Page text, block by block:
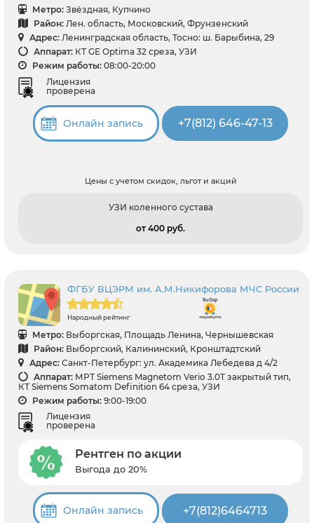
Метро: Звёздная, Купчино
Район: Лен. область, Московский, Фрунзенский
Адрес: Ленинградская область, Тосно: ш. Барыбина, 29
Аппарат: КТ GE Optima 32 среза, УЗИ
Режим работы: 08:00-20:00
Лицензия
проверена
Онлайн запись +7(812) 646-47-13
Цены с учетом скидок, льгот и акций
УЗИ коленного сустава
от 400 pуб.
ФГБУ ВЦЭРМ им. А.М.Никифорова МЧС России
Народный рейтинг
Метро: Выборгская, Площадь Ленина, Чернышевская
Район: Выборгский, Калининский, Кронштадтский
Адрес: Санкт-Петербург: ул. Академика Лебедева д 4/2
Аппарат: МРТ Siemens Magnetom Verio 3.0T закрытый тип,
КТ Siemens Somatom Definition 64 среза, УЗИ
Режим работы: 9:00-19:00
Лицензия
проверена
Рентген по акции
Выгода до 20%
Онлайн запись +7(812)6464713